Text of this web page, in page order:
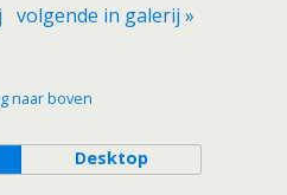
volgende in galerij »
naar boven
Desktop